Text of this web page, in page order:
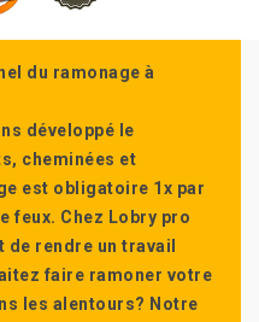
du ramonage à
développé le
cheminées et
est obligatoire 1x par
feux. Chez Lobry pro
rendre un travail
faire ramoner votre
les alentours? Notre